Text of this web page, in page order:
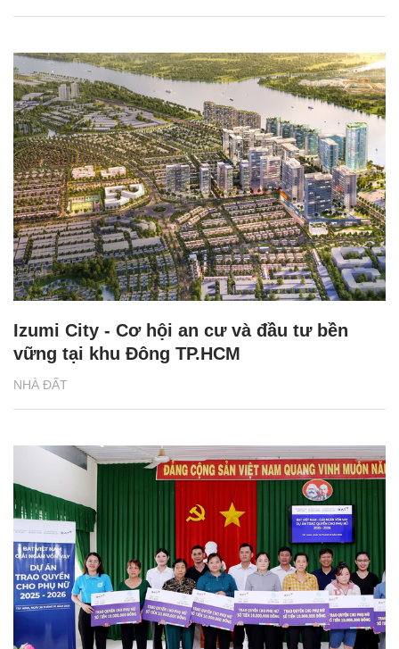
NHÀ ĐẤT
Izumi City - Cơ hội an cư và đầu tư bền
vững tại khu Đông TP.HCM